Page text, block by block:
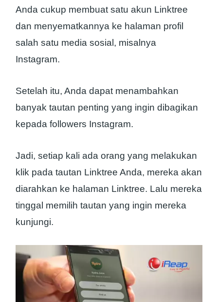
Anda cukup membuat satu akun Linktree
dan menyematkannya ke halaman profil
salah satu media sosial, misalnya
Instagram.
Setelah itu, Anda dapat menambahkan
banyak tautan penting yang ingin dibagikan
kepada followers Instagram.
Jadi, setiap kali ada orang yang melakukan
klik pada tautan Linktree Anda, mereka akan
diarahkan ke halaman Linktree. Lalu mereka
tinggal memilih tautan yang ingin mereka
kunjungi.